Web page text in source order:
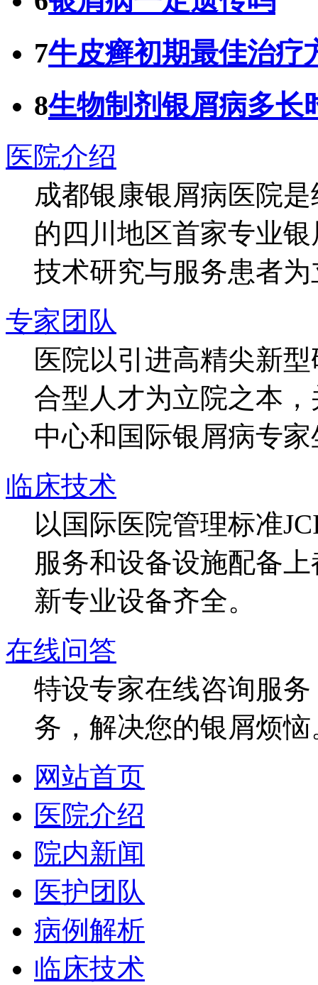
7牛皮癣初期最佳治疗
8生物制剂银屑病多长
医院介绍
成都银康银屑病医院
的四川地区首家专业
技术研究与服务患者
专家团队
医院以引进高精尖新
合型人才为立院之本
中心和国际银屑病专
临床技术
以国际医院管理标准
服务和设备设施配备
新专业设备齐全。
在线问答
特设专家在线咨询服
务，解决您的银屑烦恼
网站首页
医院介绍
院内新闻
医护团队
病例解析
临床技术